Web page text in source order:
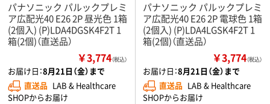
パナソニック パルックプレミ
ア広配光40 E26 2P 昼光色 1箱
(2個入) (P)LDA4DGSK4F2T 1
箱(2個)（直送品）
￥3,774（税込）
お届け日：8月21日（金）まで
直送品 LAB & Healthcare
SHOPからお届け
パナソニック パルックプレミ
ア広配光40 E26 2P 電球色 1箱
(2個入) (P)LDA4LGSK4F2T 1
箱(2個)（直送品）
￥3,774（税込）
お届け日：8月21日（金）まで
直送品 LAB & Healthcare
SHOPからお届け